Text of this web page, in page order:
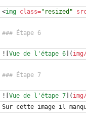
<img class="resized"
![Vue de l'étape 6](
![Vue de l'étape 7](